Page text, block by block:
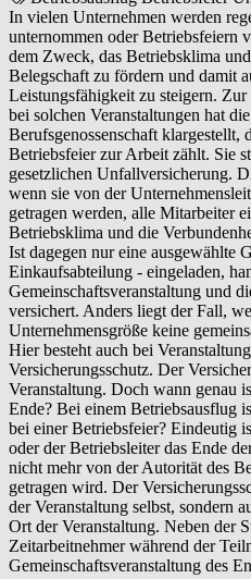
In vielen Unternehmen werden
unternommen oder Betriebsfeiern
dem Zweck, das Betriebsklima
Belegschaft zu fördern und damit
Leistungsfähigkeit zu steigern. Zur
bei solchen Veranstaltungen hat
Berufsgenossenschaft klargestellt,
Betriebsfeier zur Arbeit zählt. Sie
gesetzlichen Unfallversicherung.
wenn sie von der
getragen werden, alle Mitarbeiter
Betriebsklima und die
Ist dagegen nur eine ausgewählte
Einkaufsabteilung - eingeladen,
Gemeinschaftsveranstaltung und
versichert. Anders liegt der Fall,
Unternehmensgröße keine
Hier besteht auch bei
Versicherungsschutz. Der
Veranstaltung. Doch wann genau
Ende? Bei einem Betriebsausflug
bei einer Betriebsfeier? Eindeutig
oder der Betriebsleiter das Ende
nicht mehr von der Autorität des
getragen wird. Der
der Veranstaltung selbst, sondern
Ort der Veranstaltung. Neben der
Zeitarbeitnehmer während der
Gemeinschaftsveranstaltung des